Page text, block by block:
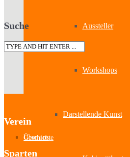
Aussteller
Workshops
Darstellende Kunst
Suche
Verein
Über uns
Geschichte
Sparten